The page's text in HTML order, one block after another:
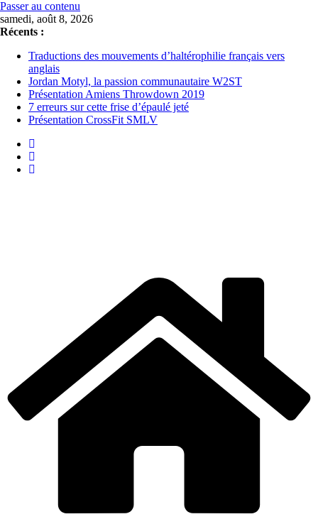
Passer au contenu
samedi, août 8, 2026
Récents :
Traductions des mouvements d’haltérophilie français vers
anglais
Jordan Motyl, la passion communautaire W2ST
Présentation Amiens Throwdown 2019
7 erreurs sur cette frise d’épaulé jeté
Présentation CrossFit SMLV